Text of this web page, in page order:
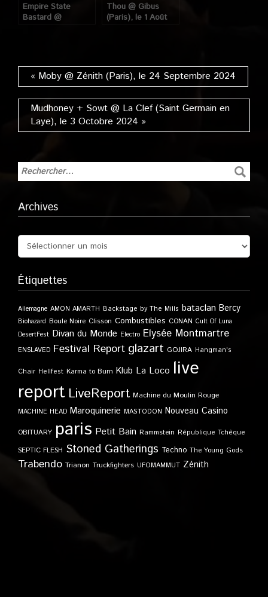
Empire State
Bastard @
Thou @ Gibus
(Paris), le 1 Août
« Moby @ Zénith (Paris), le 24 Septembre 2024
Mudhoney + Sowt @ La Clef (Saint Germain en
Laye), le 3 Octobre 2024 »
Archives
Étiquettes
Allemagne AMON AMARTH Backstage by The Mills bataclan Bercy
Biohazard Boule Noire Clisson Combustibles CONAN Cult Of Luna
DesertFest Divan du Monde Electro Elysée Montmartre
ENSLAVED Festival Report glazart GOJIRA Hangman's
Chair Hellfest Karma to Burn Klub La Loco live
report LiveReport Machine du Moulin Rouge
MACHINE HEAD Maroquinerie MASTODON Nouveau Casino
OBITUARY paris Petit Bain Rammstein République Tchèque
SEPTIC FLESH Stoned Gatherings Techno The Young Gods
Trabendo Trianon Truckfighters UFOMAMMUT Zénith